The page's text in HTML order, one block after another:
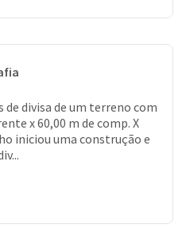
de divisa de um terreno com
x 60,00 m de comp. X
iniciou uma construção e